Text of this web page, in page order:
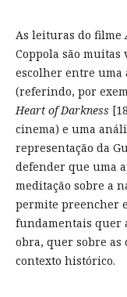
As leituras do filme
Coppola são muitas
escolher entre uma
(referindo, por
Heart of Darkness
cinema) e uma
representação da
defender que uma
meditação sobre a
permite preencher
fundamentais quer
obra, quer sobre as
contexto histórico.